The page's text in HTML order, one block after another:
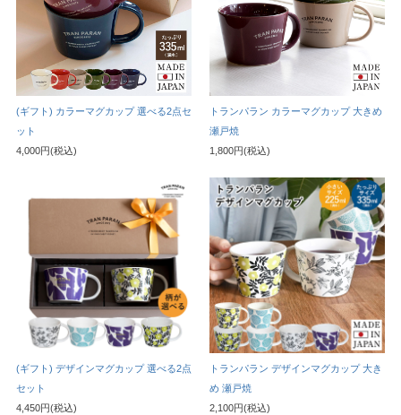
(ギフト) カラーマグカップ 選べる2点セ
ット
4,000円(税込)
トランパラン カラーマグカップ 大きめ
瀬戸焼
1,800円(税込)
(ギフト) デザインマグカップ 選べる2点
セット
4,450円(税込)
トランパラン デザインマグカップ 大き
め 瀬戸焼
2,100円(税込)